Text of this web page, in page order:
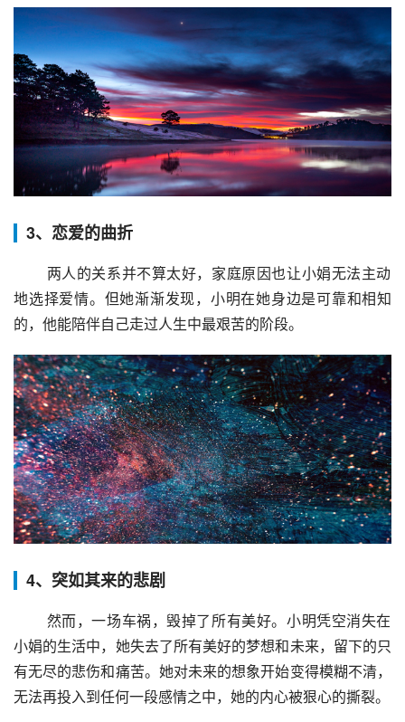
3、恋爱的曲折
地选择爱情。但她渐渐发现，小明在她身边是可靠和相知
的，他能陪伴自己走过人生中最艰苦的阶段。
4、突如其来的悲剧
小娟的生活中，她失去了所有美好的梦想和未来，留下的只
有无尽的悲伤和痛苦。她对未来的想象开始变得模糊不清，
无法再投入到任何一段感情之中，她的内心被狠心的撕裂。